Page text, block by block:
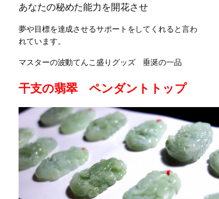
あなたの秘めた能力を開花させ
夢や目標を達成させるサポートをしてくれると言わ
れています。
マスターの波動てんこ盛りグッズ 垂涎の一品
干支の翡翠 ペンダントトップ